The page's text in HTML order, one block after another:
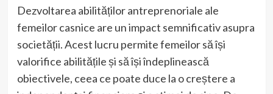
Dezvoltarea abilităților antreprenoriale ale
femeilor casnice are un impact semnificativ asupra
societății. Acest lucru permite femeilor să își
valorifice abilitățile și să își îndeplinească
obiectivele, ceea ce poate duce la o creștere a